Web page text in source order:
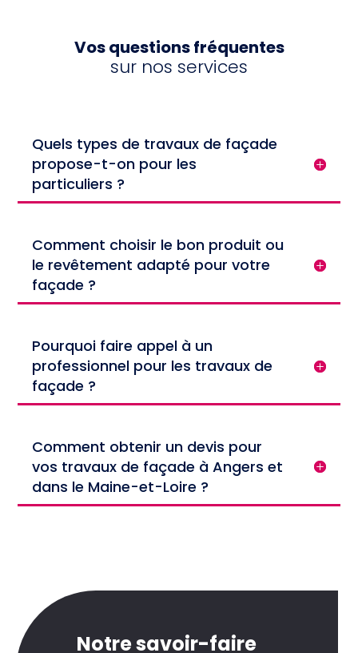
Vos questions fréquentes
sur nos services
Quels types de travaux de façade
propose-t-on pour les
particuliers ?
Comment choisir le bon produit ou
le revêtement adapté pour votre
façade ?
Pourquoi faire appel à un
professionnel pour les travaux de
façade ?
Comment obtenir un devis pour
vos travaux de façade à Angers et
dans le Maine-et-Loire ?
Notre savoir-faire